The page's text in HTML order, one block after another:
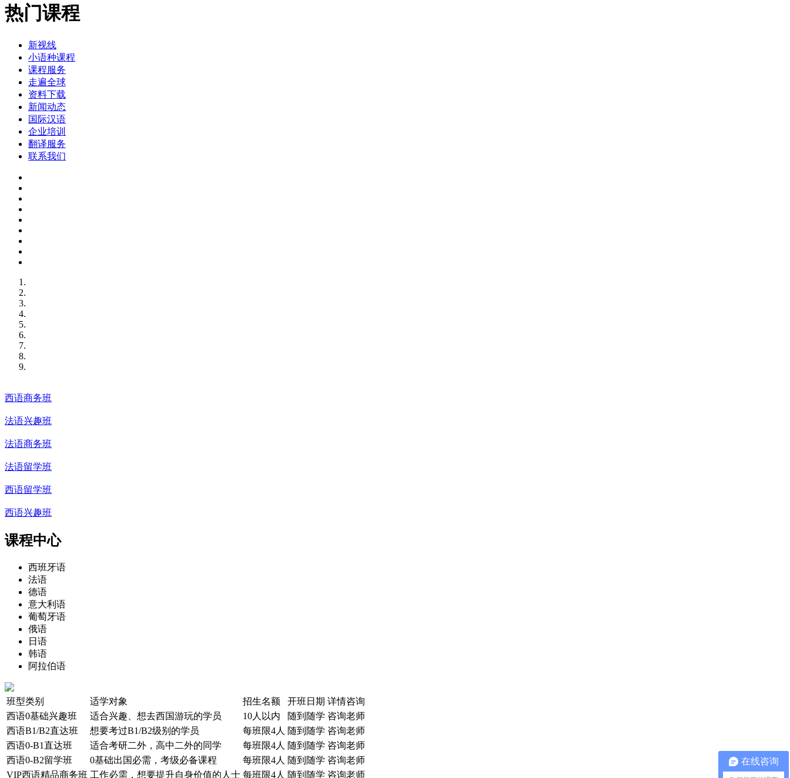
热门课程
新视线
小语种课程
课程服务
走遍全球
资料下载
新闻动态
国际汉语
企业培训
翻译服务
联系我们
西语商务班
法语兴趣班
法语商务班
法语留学班
西语留学班
西语兴趣班
课程中心
西班牙语
法语
德语
意大利语
葡萄牙语
俄语
日语
韩语
阿拉伯语
班型类别 适学对象 招生名额 开班日期 详情咨询
西语0基础兴趣班
适合兴趣、想去西国游玩的学员 10人以内 随到随学 咨询老师
西语B1/B2直达班
想要考过B1/B2级别的学员 每班限4人 随到随学 咨询老师
西语0-B1直达班
适合考研二外，高中二外的同学 每班限4人 随到随学 咨询老师
西语0-B2留学班
0基础出国必需，考级必备课程 每班限4人 随到随学 咨询老师
VIP西语精品商务班 工作必需，想要提升自身价值的人士 每班限4人 随到随学 咨询老师
在线咨询